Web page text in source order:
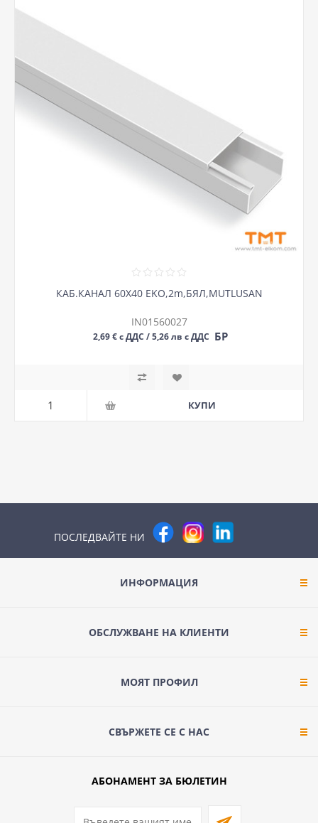
КАБ.КАНАЛ 60Х40 EKO,2m,БЯЛ,MUTLUSAN
IN01560027
2,69 € с ДДС / 5,26 лв с ДДС БР
ПОСЛЕДВАЙТЕ НИ
ИНФОРМАЦИЯ
ОБСЛУЖВАНЕ НА КЛИЕНТИ
МОЯТ ПРОФИЛ
СВЪРЖЕТЕ СЕ С НАС
АБОНАМЕНТ ЗА БЮЛЕТИН